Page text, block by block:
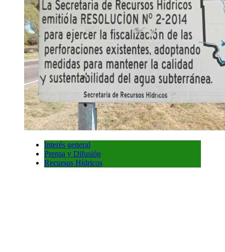
Interés general
Prensa y Difusión
Recursos Hídricos